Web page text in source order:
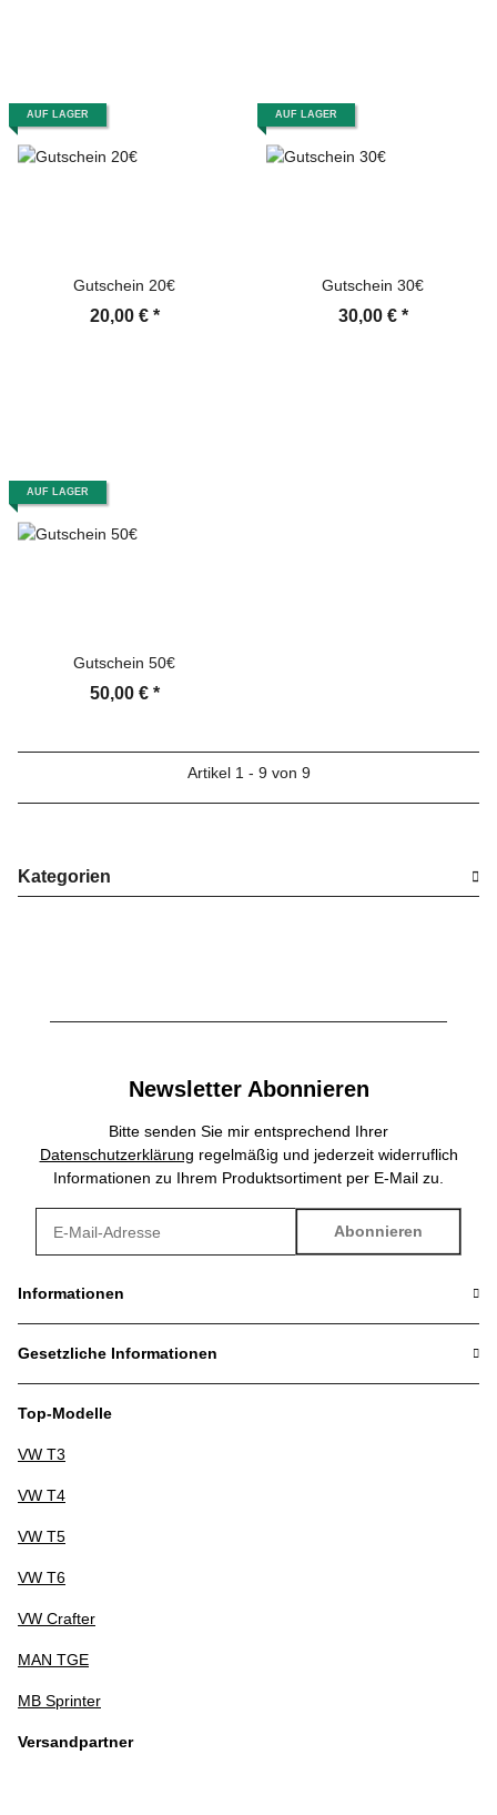
AUF LAGER
Gutschein 20€
20,00 € *
AUF LAGER
Gutschein 30€
30,00 € *
AUF LAGER
Gutschein 50€
50,00 € *
Artikel 1 - 9 von 9
Kategorien
Newsletter Abonnieren
Bitte senden Sie mir entsprechend Ihrer
Datenschutzerklärung regelmäßig und jederzeit widerruflich
Informationen zu Ihrem Produktsortiment per E-Mail zu.
Abonnieren
Informationen
Gesetzliche Informationen
Top-Modelle
VW T3
VW T4
VW T5
VW T6
VW Crafter
MAN TGE
MB Sprinter
Versandpartner